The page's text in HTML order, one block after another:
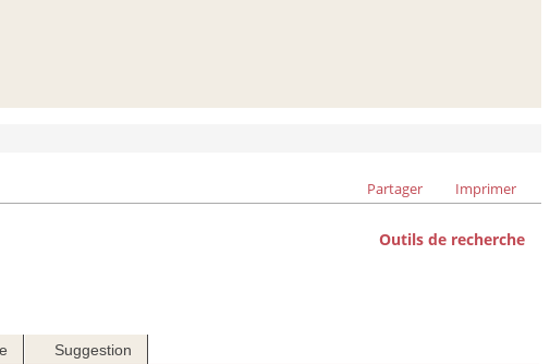
Partager Imprimer
Outils de recherche
Suggestion